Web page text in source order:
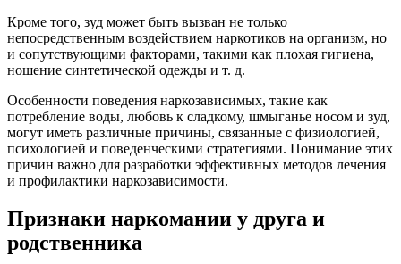
Кроме того, зуд может быть вызван не только
непосредственным воздействием наркотиков на организм, но
и сопутствующими факторами, такими как плохая гигиена,
ношение синтетической одежды и т. д.
Особенности поведения наркозависимых, такие как
потребление воды, любовь к сладкому, шмыганье носом и зуд,
могут иметь различные причины, связанные с физиологией,
психологией и поведенческими стратегиями. Понимание этих
причин важно для разработки эффективных методов лечения
и профилактики наркозависимости.
Признаки наркомании у друга и
родственника